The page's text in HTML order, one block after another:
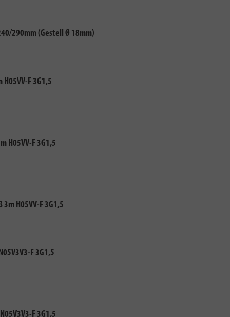
290mm (Gestell Ø 18mm)
F 3G1,5
H05VV-F 3G1,5
H05VV-F 3G1,5
F 3G1,5
F 3G1,5